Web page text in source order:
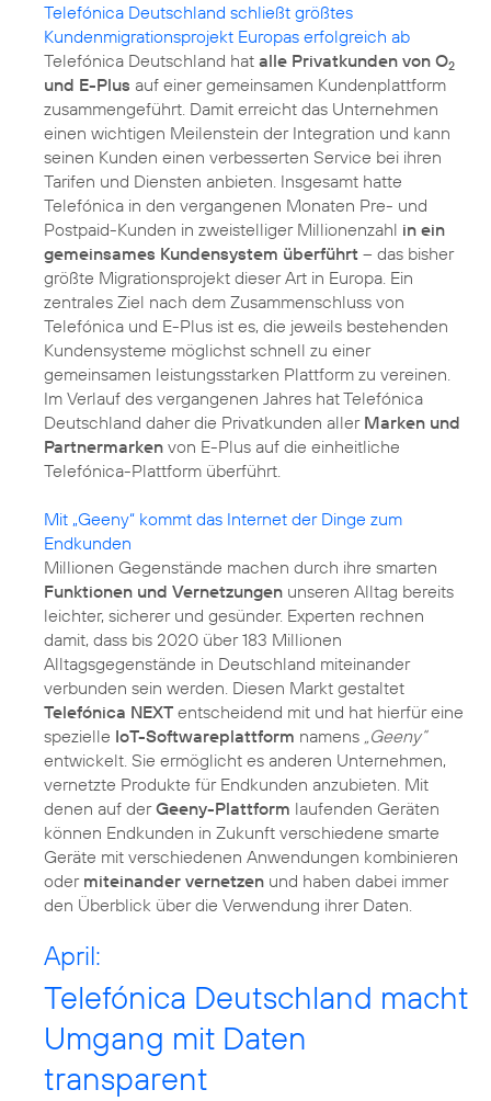
Telefónica Deutschland schließt größtes
Kundenmigrationsprojekt Europas erfolgreich ab
Telefónica Deutschland hat alle Privatkunden von O2
und E-Plus auf einer gemeinsamen Kundenplattform
zusammengeführt. Damit erreicht das Unternehmen
einen wichtigen Meilenstein der Integration und kann
seinen Kunden einen verbesserten Service bei ihren
Tarifen und Diensten anbieten. Insgesamt hatte
Telefónica in den vergangenen Monaten Pre- und
Postpaid-Kunden in zweistelliger Millionenzahl in ein
gemeinsames Kundensystem überführt – das bisher
größte Migrationsprojekt dieser Art in Europa. Ein
zentrales Ziel nach dem Zusammenschluss von
Telefónica und E-Plus ist es, die jeweils bestehenden
Kundensysteme möglichst schnell zu einer
gemeinsamen leistungsstarken Plattform zu vereinen.
Im Verlauf des vergangenen Jahres hat Telefónica
Deutschland daher die Privatkunden aller Marken und
Partnermarken von E-Plus auf die einheitliche
Telefónica-Plattform überführt.
Mit „Geeny“ kommt das Internet der Dinge zum
Endkunden
Millionen Gegenstände machen durch ihre smarten
Funktionen und Vernetzungen unseren Alltag bereits
leichter, sicherer und gesünder. Experten rechnen
damit, dass bis 2020 über 183 Millionen
Alltagsgegenstände in Deutschland miteinander
verbunden sein werden. Diesen Markt gestaltet
Telefónica NEXT entscheidend mit und hat hierfür eine
spezielle IoT-Softwareplattform namens „Geeny“
entwickelt. Sie ermöglicht es anderen Unternehmen,
vernetzte Produkte für Endkunden anzubieten. Mit
denen auf derGeeny-Plattform laufenden Geräten
können Endkunden in Zukunft verschiedene smarte
Geräte mit verschiedenen Anwendungen kombinieren
oder miteinander vernetzen und haben dabei immer
den Überblick über die Verwendung ihrer Daten.
April:
Telefónica Deutschland macht
Umgang mit Daten
transparent